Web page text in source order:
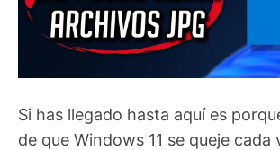
Si has llegado hasta aquí es
de que Windows 11 se queje cada